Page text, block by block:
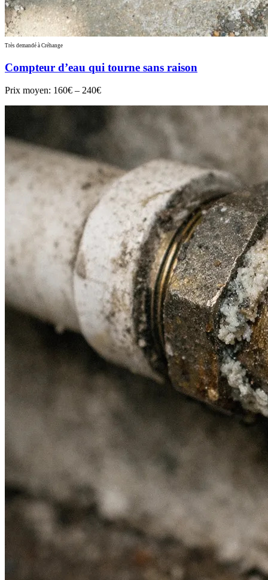
Très demandé à Créhange
Compteur d’eau qui tourne sans raison
Prix moyen: 160€ – 240€